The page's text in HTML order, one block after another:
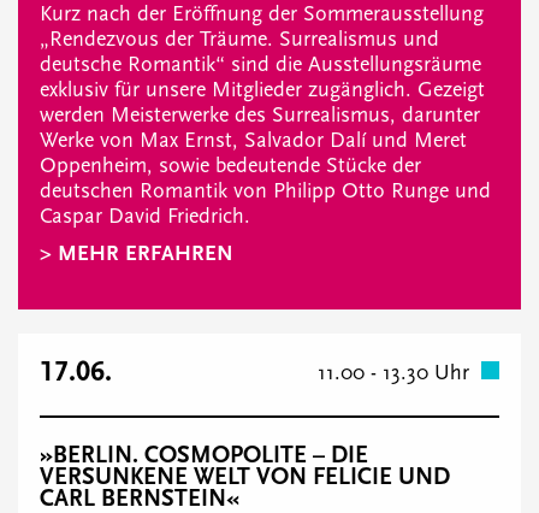
Kurz nach der Eröffnung der Sommerausstellung
„Rendezvous der Träume. Surrealismus und
deutsche Romantik“ sind die Ausstellungsräume
exklusiv für unsere Mitglieder zugänglich. Gezeigt
werden Meisterwerke des Surrealismus, darunter
Werke von Max Ernst, Salvador Dalí und Meret
Oppenheim, sowie bedeutende Stücke der
deutschen Romantik von Philipp Otto Runge und
Caspar David Friedrich.
> MEHR ERFAHREN
17.06. 11.00 - 13.30 Uhr
»BERLIN. COSMOPOLITE – DIE
VERSUNKENE WELT VON FELICIE UND
CARL BERNSTEIN«